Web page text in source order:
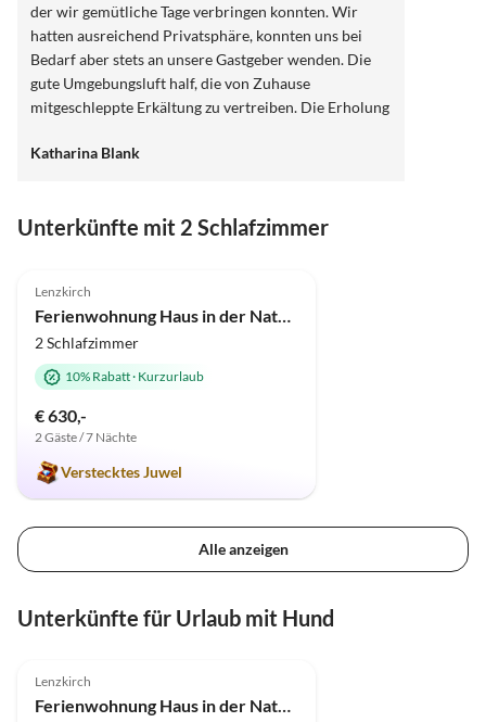
der wir gemütliche Tage verbringen konnten. Wir
hatten ausreichend Privatsphäre, konnten uns bei
Bedarf aber stets an unsere Gastgeber wenden. Die
gute Umgebungsluft half, die von Zuhause
mitgeschleppte Erkältung zu vertreiben. Die Erholung
unmittelbarer Nähe) tat uns allen gut. Egal ob zu Fuß,
Ausflugsziele. Die Abende verbrachten wir mit
ein kleines Lagerfeuer im Schnee.
Katharina Blank
Unterkünfte mit 2 Schlafzimmer
Lenzkirch
Ferienwohnung Haus in der Natur - Feldbergblick
2 Schlafzimmer
10% Rabatt· Kurzurlaub
€ 630,-
2 Gäste / 7 Nächte
Verstecktes Juwel
Alle anzeigen
Unterkünfte für Urlaub mit Hund
Lenzkirch
Ferienwohnung Haus in der Natur - Feldbergblick